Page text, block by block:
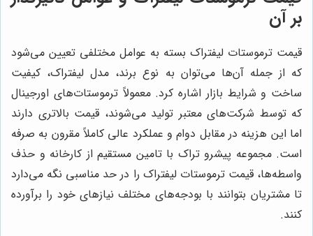
بر آن
قیمت ترموستات لیفتراک بسته به عوامل مختلفی تعیین می‌شود
که از جمله آن‌ها می‌توان به نوع برند، مدل لیفتراک، کیفیت
ساخت و شرایط بازار اشاره کرد. معمولاً ترموستات‌های اورجینال
که توسط شرکت‌های معتبر تولید می‌شوند، قیمت بالاتری دارند
اما این هزینه در مقابل دوام و عملکرد عالی کاملاً مقرون به صرفه
است. مجموعه پیشرو تراک با تامین مستقیم از کارخانه و حذف
واسطه‌ها، قیمت ترموستات لیفتراک را در حد مناسبی نگه می‌دارد
تا مشتریان بتوانند با بودجه‌های مختلف نیازهای خود را برآورده
کنند.